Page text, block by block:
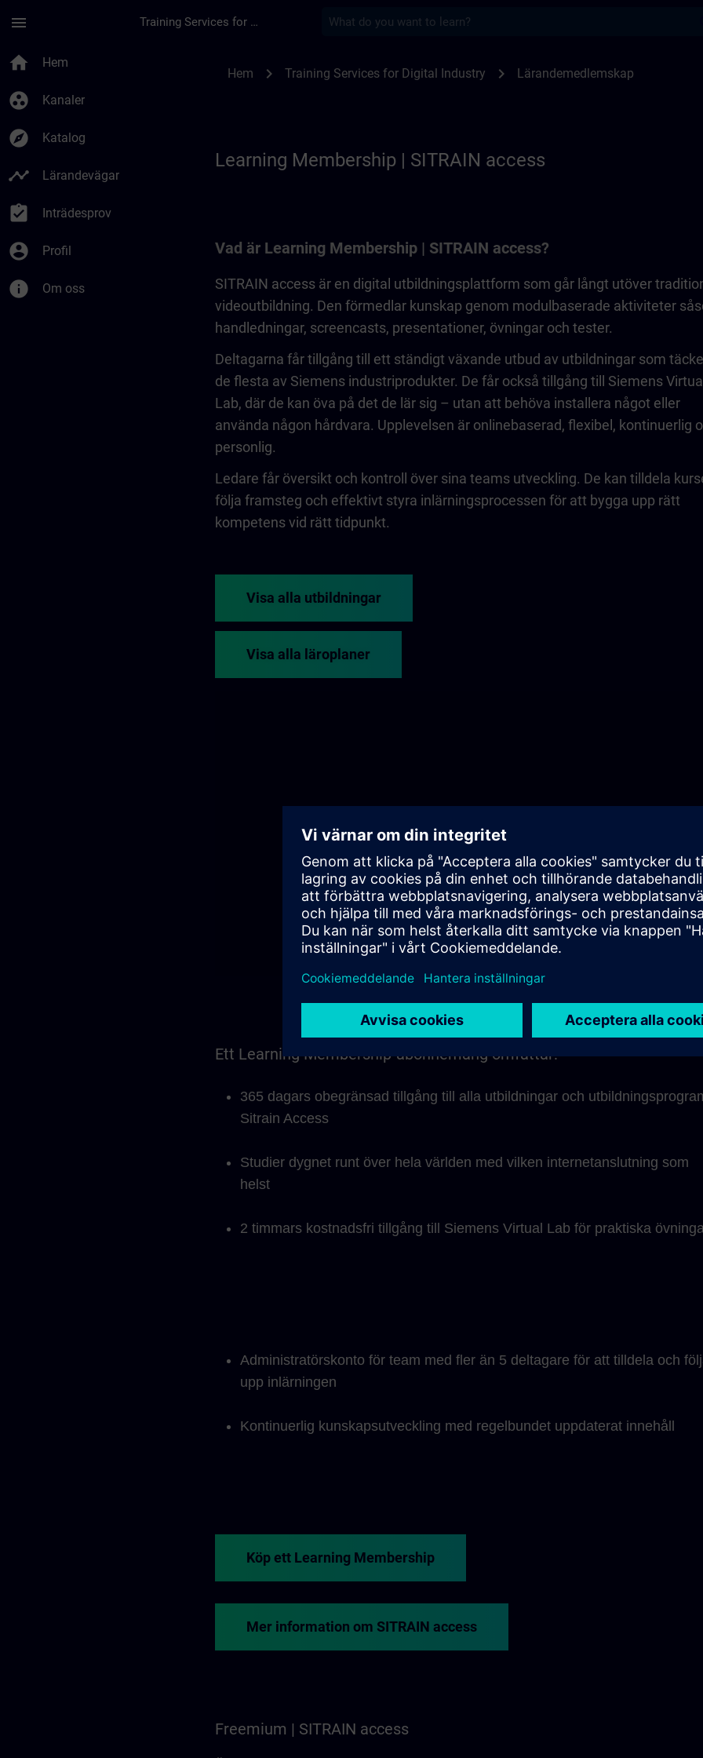
menu Training Services for Digital Industries
home Hem
group_work Kanaler
explore Katalog
timeline Lärandevägar
assignment_turned_in Inträdesprov
account_circle Profil
info Om oss
Hem chevron_right Training Services for Digital Industry chevron_right Lärandemedlemskap
Learning Membership | SITRAIN access
Vad är Learning Membership | SITRAIN access?
SITRAIN access är en digital utbildningsplattform som går långt utöver
videoutbildning. Den förmedlar kunskap genom modulbaserade aktiviteter
handledningar, screencasts, presentationer, övningar och tester.
Deltagarna får tillgång till ett ständigt växande utbud av utbildningar som
de flesta av Siemens industriprodukter. De får också tillgång till Siemens Virtual
Lab, där de kan öva på det de lär sig – utan att behöva installera något eller
använda någon hårdvara. Upplevelsen är onlinebaserad, flexibel, kontinuerlig
personlig.
Ledare får översikt och kontroll över sina teams utveckling. De kan tilldela
följa framsteg och effektivt styra inlärningsprocessen för att bygga upp rätt
kompetens vid rätt tidpunkt.
Visa alla utbildningar
Visa alla läroplaner
Play
Video
Ett Learning Membership-abonnemang omfattar:
365 dagars obegränsad tillgång till alla utbildningar och
Sitrain Access
Studier dygnet runt över hela världen med vilken internetanslutning som
helst
2 timmars kostnadsfri tillgång till Siemens Virtual Lab för praktiska
Administratörskonto för team med fler än 5 deltagare för att tilldela och
upp inlärningen
Kontinuerlig kunskapsutveckling med regelbundet uppdaterat innehåll
Köp ett Learning Membership
Mer information om SITRAIN access
Freemium | SITRAIN access